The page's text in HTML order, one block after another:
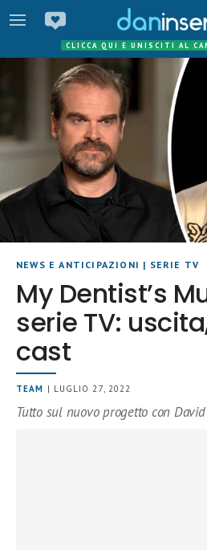
CLICCA QUI E UNISCITI AL
NEWS E ANTICIPAZIONI | SERIE TV
My Dentist’s
serie TV:
cast
TEAM | LUGLIO 27, 2022
Tutto sul nuovo progetto con